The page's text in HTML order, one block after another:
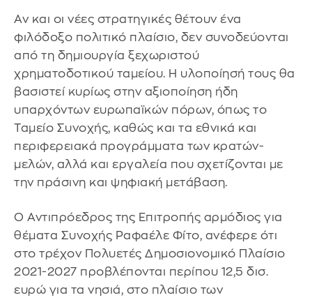
Αν και οι νέες στρατηγικές θέτουν ένα
φιλόδοξο πολιτικό πλαίσιο, δεν συνοδεύονται
από τη δημιουργία ξεχωριστού
χρηματοδοτικού ταμείου. Η υλοποίησή τους θα
βασιστεί κυρίως στην αξιοποίηση ήδη
υπαρχόντων ευρωπαϊκών πόρων, όπως το
Ταμείο Συνοχής, καθώς και τα εθνικά και
περιφερειακά προγράμματα των κρατών-
μελών, αλλά και εργαλεία που σχετίζονται με
την πράσινη και ψηφιακή μετάβαση.
Ο Αντιπρόεδρος της Επιτροπής αρμόδιος για
θέματα Συνοχής Ραφαέλε Φίτο, ανέφερε ότι
στο τρέχον Πολυετές Δημοσιονομικό Πλαίσιο
2021-2027 προβλέπονται περίπου 12,5 δισ.
ευρώ για τα νησιά, στο πλαίσιο των